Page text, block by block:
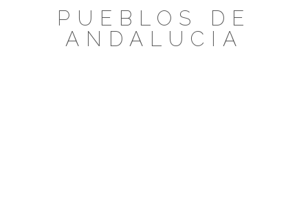
PUEBLOS DE
ANDALUCIA